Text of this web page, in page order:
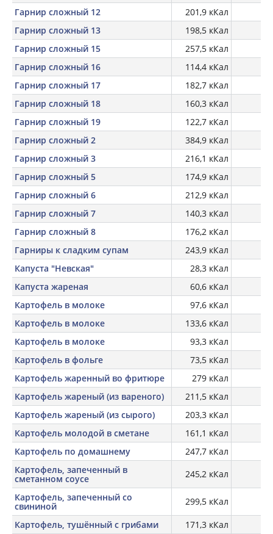
Гарнир сложный 12
201,9 кКал
Гарнир сложный 13
198,5 кКал
Гарнир сложный 15
257,5 кКал
Гарнир сложный 16
114,4 кКал
Гарнир сложный 17
182,7 кКал
Гарнир сложный 18
160,3 кКал
Гарнир сложный 19
122,7 кКал
Гарнир сложный 2
384,9 кКал
Гарнир сложный 3
216,1 кКал
Гарнир сложный 5
174,9 кКал
Гарнир сложный 6
212,9 кКал
Гарнир сложный 7
140,3 кКал
Гарнир сложный 8
176,2 кКал
Гарниры к сладким супам
243,9 кКал
Капуста "Невская"
28,3 кКал
Капуста жареная
60,6 кКал
Картофель в молоке
97,6 кКал
Картофель в молоке
133,6 кКал
Картофель в молоке
93,3 кКал
Картофель в фольге
73,5 кКал
Картофель жаренный во фритюре
279 кКал
Картофель жареный (из вареного)
211,5 кКал
Картофель жареный (из сырого)
203,3 кКал
Картофель молодой в сметане
161,1 кКал
Картофель по домашнему
247,7 кКал
Картофель, запеченный в
сметанном соусе 245,2 кКал
Картофель, запеченный со
свининой 299,5 кКал
Картофель, тушённый с грибами
171,3 кКал